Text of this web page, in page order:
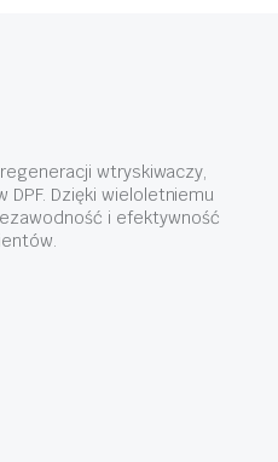
wtryskiwaczy,
Dzięki wieloletniemu
i efektywność